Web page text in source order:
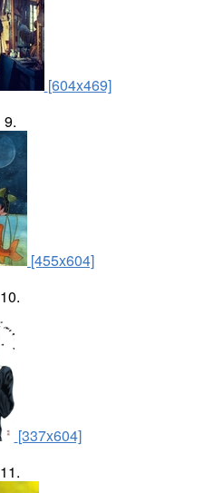
[604x469]
9.
[455x604]
10.
[337x604]
11.